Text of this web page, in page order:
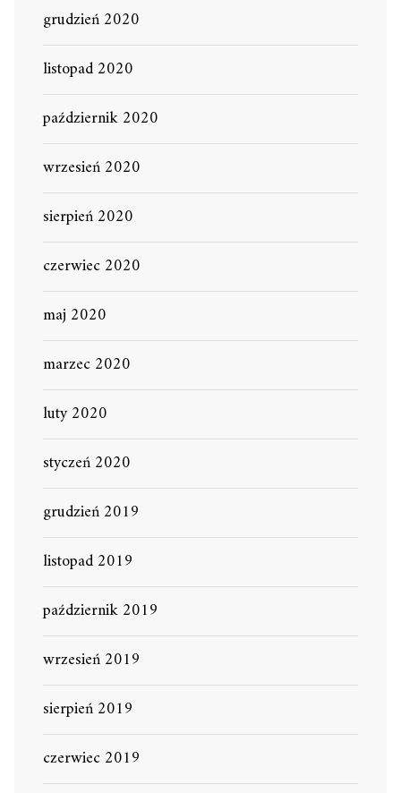
grudzień 2020
listopad 2020
październik 2020
wrzesień 2020
sierpień 2020
czerwiec 2020
maj 2020
marzec 2020
luty 2020
styczeń 2020
grudzień 2019
listopad 2019
październik 2019
wrzesień 2019
sierpień 2019
czerwiec 2019